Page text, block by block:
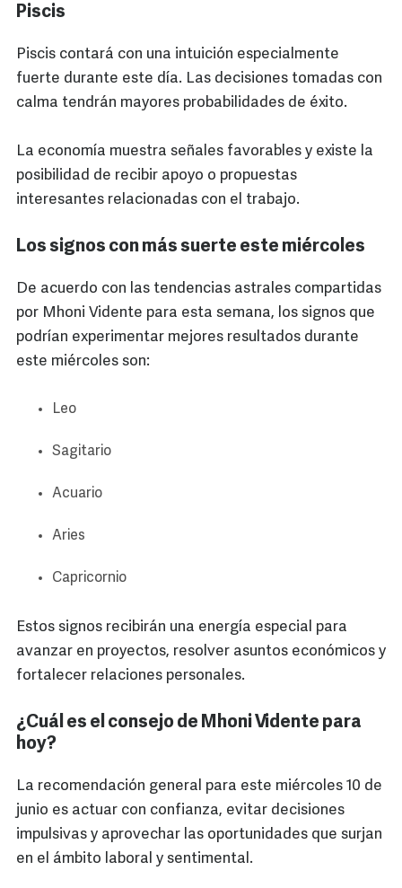
Piscis
Piscis contará con una intuición especialmente
fuerte durante este día. Las decisiones tomadas con
calma tendrán mayores probabilidades de éxito.
La economía muestra señales favorables y existe la
posibilidad de recibir apoyo o propuestas
interesantes relacionadas con el trabajo.
Los signos con más suerte este miércoles
De acuerdo con las tendencias astrales compartidas
por Mhoni Vidente para esta semana, los signos que
podrían experimentar mejores resultados durante
este miércoles son:
Leo
Sagitario
Acuario
Aries
Capricornio
Estos signos recibirán una energía especial para
avanzar en proyectos, resolver asuntos económicos y
fortalecer relaciones personales.
¿Cuál es el consejo de Mhoni Vidente para
hoy?
La recomendación general para este miércoles 10 de
junio es actuar con confianza, evitar decisiones
impulsivas y aprovechar las oportunidades que surjan
en el ámbito laboral y sentimental.